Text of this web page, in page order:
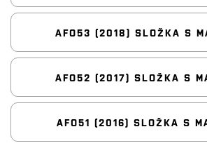
AFO53 (2018) SLOŽKA S
AFO52 (2017) SLOŽKA S
AFO51 (2016) SLOŽKA S